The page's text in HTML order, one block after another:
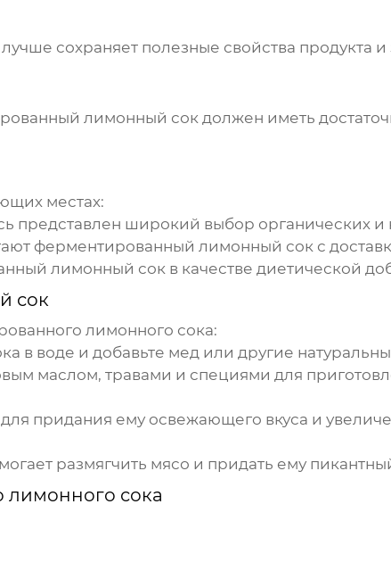
сохраняет полезные свойства продукта
лимонный сокдолжен иметь
местах:
представлен широкий выбор органических и
ферментированный лимонный сокс
лимонный сокв качестве диетической
сок
лимонного сока:
в воде и добавьте мед или другие
маслом, травами и специями для
придания ему освежающего вкуса и
размягчить мясо и придать ему
сока